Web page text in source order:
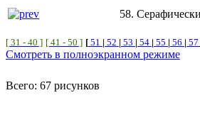
58.
[ 31 - 40 ] [ 41 - 50 ] [ 51 | 52 | 53 | 54 | 55 | 56 | 57
Смотреть в полноэкранном режиме
Всего: 67 рисунков